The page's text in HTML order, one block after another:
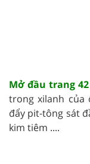
Mở đầu trang
trong xilanh của
đẩy pit-tông sát
kim tiêm ....